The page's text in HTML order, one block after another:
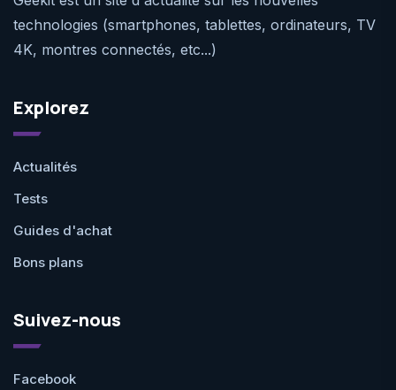
technologies (smartphones, tablettes, ordinateurs, TV
4K, montres connectés, etc...)
Explorez
Actualités
Tests
Guides d'achat
Bons plans
Suivez-nous
Facebook